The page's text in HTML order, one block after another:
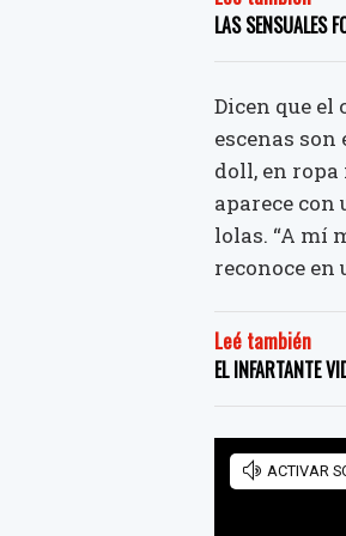
LAS SENSUALES
Dicen que
escenas
doll, en
aparece
lolas. “A mí
reconoce en
Leé también
EL INFARTANTE